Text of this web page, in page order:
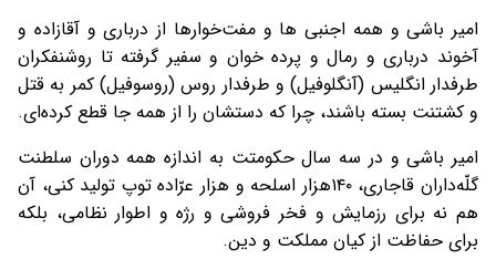
امير باشی و همه اجنبی ها و مفت‌خوارها از درباری و آقازاده و
آخوند درباری و رمال و پرده خوان و سفير گرفته تا روشنفکران
طرفدار انگليس (آنگلوفيل) و طرفدار روس (روسوفيل) کمر به قتل
و کشتنت بسته باشند، چرا که دستشان را از همه جا قطع کرده‌ای.
امير باشی و در سه سال حكومتت به اندازه همه دوران سلطنت
گلّه‌داران قاجاری، ۱۴۰هزار اسلحه و هزار عرّاده توپ توليد كنی، آن
هم نه برای رزمایش و فخر فروشی و رژه و اطوار نظامی، بلکه
برای حفاظت از كيان مملكت و دين.